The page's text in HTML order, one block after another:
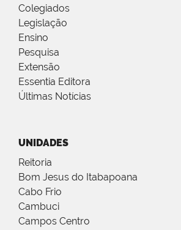
Colegiados
Legislação
Ensino
Pesquisa
Extensão
Essentia Editora
Últimas Notícias
UNIDADES
Reitoria
Bom Jesus do Itabapoana
Cabo Frio
Cambuci
Campos Centro